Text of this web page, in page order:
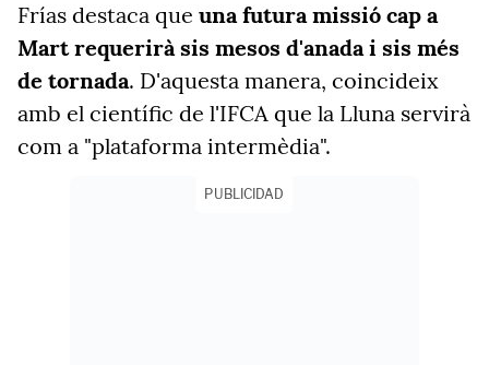
Frías destaca que una futura missió cap a
Mart requerirà sis mesos d'anada i sis més
de tornada. D'aquesta manera, coincideix
amb el científic de l'IFCA que la Lluna servirà
com a "plataforma intermèdia".
PUBLICIDAD